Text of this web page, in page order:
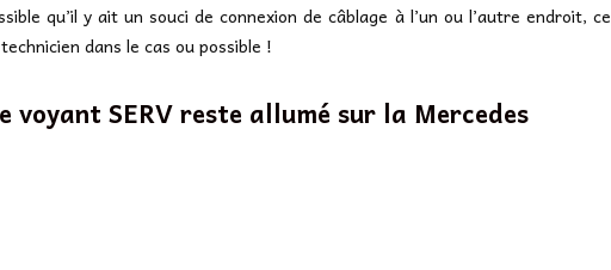
qu’il y ait un souci de connexion de câblage à l’un ou l’autre endroit, ce
dans le cas ou possible !
voyant SERV reste allumé sur la Mercedes